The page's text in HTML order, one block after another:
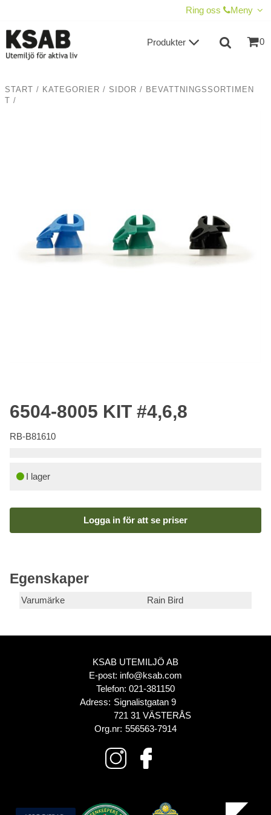
Ring oss Meny
0
Produkter
START / KATEGORIER / SIDOR / BEVATTNINGSSORTIMEN
/
6504-8005 KIT #4,6,8
RB-B81610
I lager
Logga in för att se priser
Egenskaper
Varumärke Rain Bird
KSAB UTEMILJÖ AB
E-post: info@ksab.com
Telefon: 021-381150
Adress: Signalistgatan 9
721 31 VÄSTERÅS
Org.nr: 556563-7914
TILL KASSAN